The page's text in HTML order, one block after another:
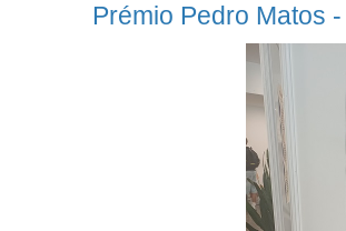
Prémio Pedro Matos